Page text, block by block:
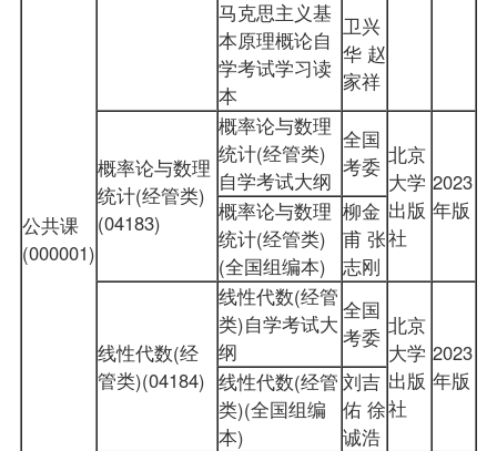
公共课
(000001)
马克思主义基
本原理概论自
学考试学习读
本
卫兴
华 赵
家祥
概率论与数理
统计(经管类)
(04183)
概率论与数理
统计(经管类)
自学考试大纲
全国
考委 北京
大学
出版
社
2023
年版
概率论与数理
统计(经管类)
(全国组编本)
柳金
甫 张
志刚
线性代数(经
管类)(04184)
线性代数(经管
类)自学考试大
纲
全国
考委 北京
大学
出版
社
2023
年版
线性代数(经管
类)(全国组编
本)
刘吉
佑 徐
诚浩